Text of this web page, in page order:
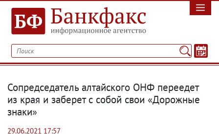
Сопредседатель алтайского ОНФ переедет
из края и заберет с собой свои «Дорожные
знаки»
29.06.2021 17:57